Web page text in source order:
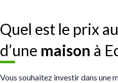
Quel est le prix
d’une maison à
Vous souhaitez investir dans une